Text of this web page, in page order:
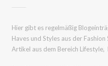
Hier gibt es regelmäßig
Haves und Styles aus der
Artikel aus dem Bereich